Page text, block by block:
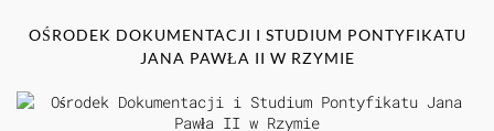
OŚRODEK DOKUMENTACJI I STUDIUM PONTYFIKATU
JANA PAWŁA II W RZYMIE